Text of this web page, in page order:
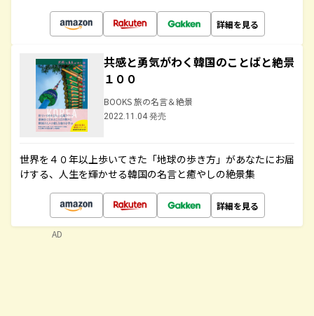
詳細を見る
共感と勇気がわく韓国のことばと絶景
１００
BOOKS 旅の名言＆絶景
2022.11.04 発売
世界を４０年以上歩いてきた「地球の歩き方」があなたにお届
けする、人生を輝かせる韓国の名言と癒やしの絶景集
詳細を見る
AD